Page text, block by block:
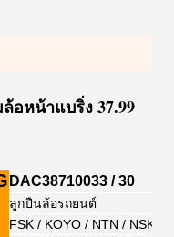
ล้อหน้าแบริ่ง 37.99
DAC38710033 / 30
ลูกปืนล้อรถยนต์
FSK / KOYO / NTN / NSK /